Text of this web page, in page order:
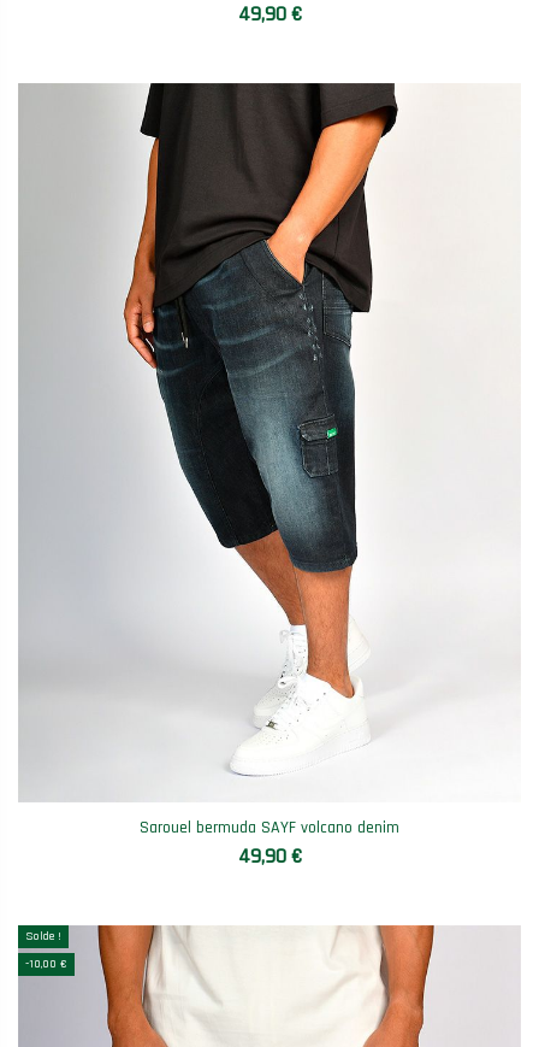
49,90 €
Sarouel bermuda SAYF volcano denim
49,90 €
Solde !
-10,00 €